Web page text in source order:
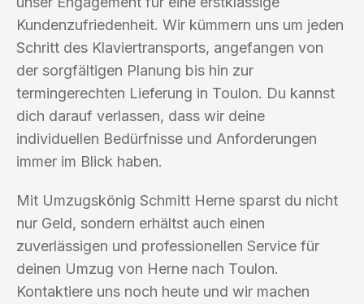
Kundenzufriedenheit. Wir kümmern uns um jeden
Schritt des Klaviertransports, angefangen von
der sorgfältigen Planung bis hin zur
termingerechten Lieferung in Toulon. Du kannst
dich darauf verlassen, dass wir deine
individuellen Bedürfnisse und Anforderungen
immer im Blick haben.
Mit Umzugskönig Schmitt Herne sparst du nicht
nur Geld, sondern erhältst auch einen
zuverlässigen und professionellen Service für
deinen Umzug von Herne nach Toulon.
Kontaktiere uns noch heute und wir machen